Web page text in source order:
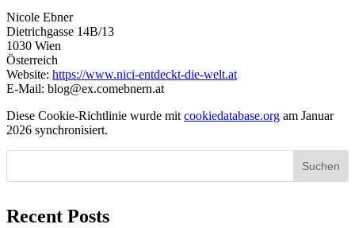
Nicole Ebner
Dietrichgasse 14B/13
1030 Wien
Österreich
Website: https://www.nici-entdeckt-die-welt.at
E-Mail: blog@ex.comebnern.at
Diese Cookie-Richtlinie wurde mitcookiedatabase.org am Januar
2026 synchronisiert.
Suchen
Recent Posts